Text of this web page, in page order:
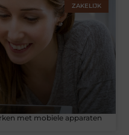
ZAKELIJK
met mobiele apparaten